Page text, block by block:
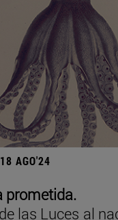
AGO'24
prometida.
las Luces al